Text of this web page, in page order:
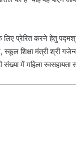
प्रेरित करने हेतु
स्कूल शिक्षा मंत्री श्री
में महिला स्वसहायता